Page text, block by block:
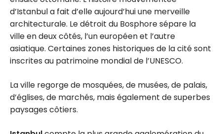
d’Istanbul a fait d’elle aujourd’hui une merveille
architecturale. Le détroit du Bosphore sépare la
ville en deux côtés, l’un européen et l’autre
asiatique. Certaines zones historiques de la cité sont
inscrites au patrimoine mondial de l’UNESCO.
La ville regorge de mosquées, de musées, de palais,
d’églises, de marchés, mais également de superbes
paysages côtiers.